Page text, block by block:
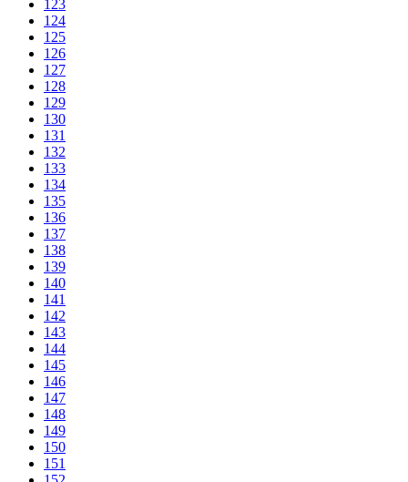
123
124
125
126
127
128
129
130
131
132
133
134
135
136
137
138
139
140
141
142
143
144
145
146
147
148
149
150
151